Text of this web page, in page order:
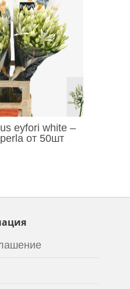
eyfori white –
от 50шт